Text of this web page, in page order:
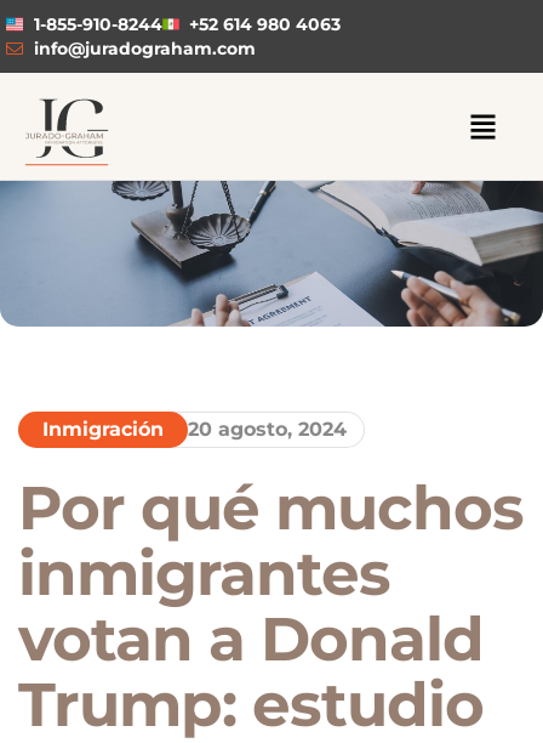
1-855-910-8244
+52 614 980 4063
info@juradograham.com
Inmigración 20 agosto, 2024
Por qué muchos
inmigrantes
votan a Donald
Trump: estudio